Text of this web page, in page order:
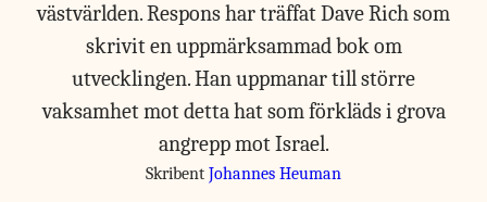
västvärlden. Respons har träffat Dave Rich som
skrivit en uppmärksammad bok om
utvecklingen. Han uppmanar till större
vaksamhet mot detta hat som förkläds i grova
angrepp mot Israel.
Skribent Johannes Heuman